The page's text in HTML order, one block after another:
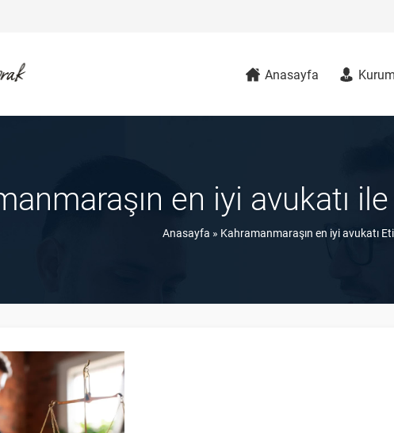
Anasayfa
en iyi avukatı
Anasayfa » Kahramanmaraşın en iyi avukatı